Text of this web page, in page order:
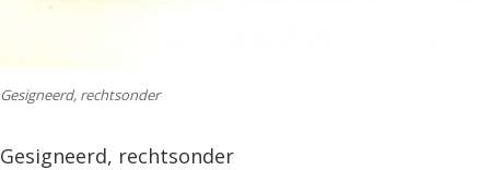
Gesigneerd, rechtsonder
Gesigneerd, rechtsonder